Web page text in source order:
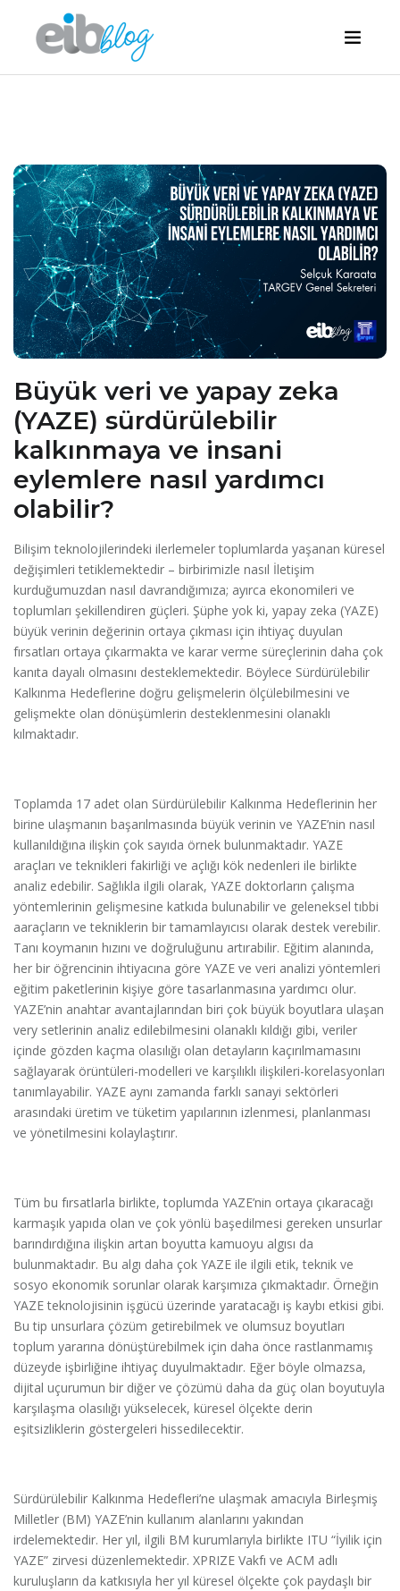
Büyük veri ve yapay zeka
(YAZE) sürdürülebilir
kalkınmaya ve insani
eylemlere nasıl yardımcı
olabilir?
Bilişim teknolojilerindeki ilerlemeler toplumlarda yaşanan küresel
değişimleri tetiklemektedir – birbirimizle nasıl İletişim
kurduğumuzdan nasıl davrandığımıza; ayırca ekonomileri ve
toplumları şekillendiren güçleri. Şüphe yok ki, yapay zeka (YAZE)
büyük verinin değerinin ortaya çıkması için ihtiyaç duyulan
fırsatları ortaya çıkarmakta ve karar verme süreçlerinin daha çok
kanıta dayalı olmasını desteklemektedir. Böylece Sürdürülebilir
Kalkınma Hedeflerine doğru gelişmelerin ölçülebilmesini ve
gelişmekte olan dönüşümlerin desteklenmesini olanaklı
kılmaktadır.
Toplamda 17 adet olan Sürdürülebilir Kalkınma Hedeflerinin her
birine ulaşmanın başarılmasında büyük verinin ve YAZE’nin nasıl
kullanıldığına ilişkin çok sayıda örnek bulunmaktadır. YAZE
araçları ve teknikleri fakirliği ve açlığı kök nedenleri ile birlikte
analiz edebilir. Sağlıkla ilgili olarak, YAZE doktorların çalışma
yöntemlerinin gelişmesine katkıda bulunabilir ve geleneksel tıbbi
aaraçların ve tekniklerin bir tamamlayıcısı olarak destek verebilir.
Tanı koymanın hızını ve doğruluğunu artırabilir. Eğitim alanında,
her bir öğrencinin ihtiyacına göre YAZE ve veri analizi yöntemleri
eğitim paketlerinin kişiye göre tasarlanmasına yardımcı olur.
YAZE’nin anahtar avantajlarından biri çok büyük boyutlara ulaşan
very setlerinin analiz edilebilmesini olanaklı kıldığı gibi, veriler
içinde gözden kaçma olasılığı olan detayların kaçırılmamasını
sağlayarak örüntüleri-modelleri ve karşılıklı ilişkileri-korelasyonları
tanımlayabilir. YAZE aynı zamanda farklı sanayi sektörleri
arasındaki üretim ve tüketim yapılarının izlenmesi, planlanması
ve yönetilmesini kolaylaştırır.
Tüm bu fırsatlarla birlikte, toplumda YAZE’nin ortaya çıkaracağı
karmaşık yapıda olan ve çok yönlü başedilmesi gereken unsurlar
barındırdığına ilişkin artan boyutta kamuoyu algısı da
bulunmaktadır. Bu algı daha çok YAZE ile ilgili etik, teknik ve
sosyo ekonomik sorunlar olarak karşımıza çıkmaktadır. Örneğin
YAZE teknolojisinin işgücü üzerinde yaratacağı iş kaybı etkisi gibi.
Bu tip unsurlara çözüm getirebilmek ve olumsuz boyutları
toplum yararına dönüştürebilmek için daha önce rastlanmamış
düzeyde işbirliğine ihtiyaç duyulmaktadır. Eğer böyle olmazsa,
dijital uçurumun bir diğer ve çözümü daha da güç olan boyutuyla
karşılaşma olasılığı yükselecek, küresel ölçekte derin
eşitsizliklerin göstergeleri hissedilecektir.
Sürdürülebilir Kalkınma Hedefleri’ne ulaşmak amacıyla Birleşmiş
Milletler (BM) YAZE’nin kullanım alanlarını yakından
irdelemektedir. Her yıl, ilgili BM kurumlarıyla birlikte ITU “İyilik için
YAZE” zirvesi düzenlemektedir. XPRIZE Vakfı ve ACM adlı
kuruluşların da katkısıyla her yıl küresel ölçekte çok paydaşlı bir